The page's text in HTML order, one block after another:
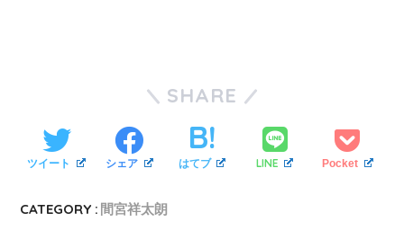
SHARE
ツイート シェア はてブ LINE Pocket
CATEGORY : 間宮祥太朗